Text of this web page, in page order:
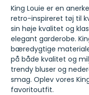
King Louie er en
retro-inspireret tøj til
sin høje kvalitet og
elegant garderobe.
bæredygtige
på både kvalitet og
trendy bluser og
smag. Oplev vores
favoritoutfit.